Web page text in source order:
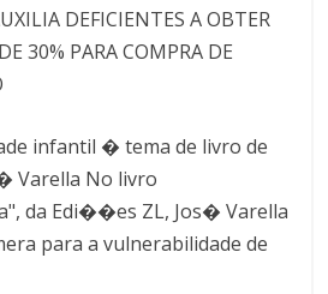
DEFICIENTES A OBTER
30% PARA COMPRA DE
infantil � tema de livro de
Varella No livro
da Edi��es ZL, Jos� Varella
para a vulnerabilidade de